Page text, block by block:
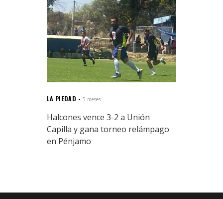
LA PIEDAD 5 meses.
Halcones vence 3-2 a Unión
Capilla y gana torneo relámpago
en Pénjamo